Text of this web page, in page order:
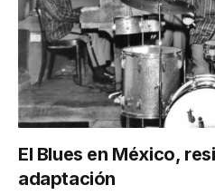
El Blues en México,
adaptación